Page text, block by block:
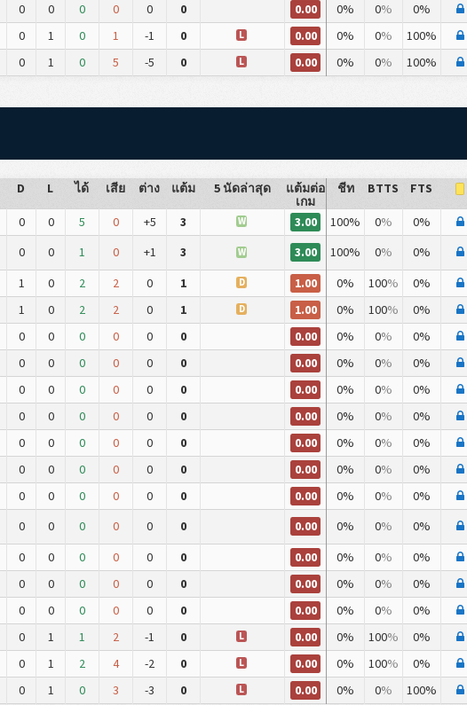
0 0 0 0 0 0 0.00 0% 0% 0%
0 1 0 1 -1 0 L 0.00 0% 0% 100%
0 1 0 5 -5 0 L 0.00 0% 0% 100%
D L ได้ เสีย ต่าง แต้ม 5 นัดล่าสุด
แต้มต่อ
เกม
ชีท BTTS FTS
0 0 5 0 +5 3 W 3.00 100% 0% 0%
0 0 1 0 +1 3 W 3.00 100% 0% 0%
1 0 2 2 0 1 D 1.00 0% 100% 0%
1 0 2 2 0 1 D 1.00 0% 100% 0%
0 0 0 0 0 0 0.00 0% 0% 0%
0 0 0 0 0 0 0.00 0% 0% 0%
0 0 0 0 0 0 0.00 0% 0% 0%
0 0 0 0 0 0 0.00 0% 0% 0%
0 0 0 0 0 0 0.00 0% 0% 0%
0 0 0 0 0 0 0.00 0% 0% 0%
0 0 0 0 0 0 0.00 0% 0% 0%
0 0 0 0 0 0 0.00 0% 0% 0%
0 0 0 0 0 0 0.00 0% 0% 0%
0 0 0 0 0 0 0.00 0% 0% 0%
0 0 0 0 0 0 0.00 0% 0% 0%
0 1 1 2 -1 0 L 0.00 0% 100% 0%
0 1 2 4 -2 0 L 0.00 0% 100% 0%
0 1 0 3 -3 0 L 0.00 0% 0% 100%